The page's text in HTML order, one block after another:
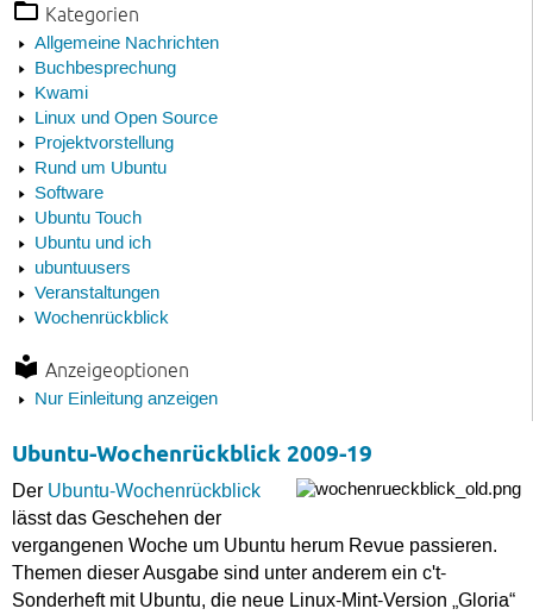
Kategorien
Allgemeine Nachrichten
Buchbesprechung
Kwami
Linux und Open Source
Projektvorstellung
Rund um Ubuntu
Software
Ubuntu Touch
Ubuntu und ich
ubuntuusers
Veranstaltungen
Wochenrückblick
Anzeigeoptionen
Nur Einleitung anzeigen
Ubuntu-Wochenrückblick 2009-19
Der Ubuntu-Wochenrückblick
lässt das Geschehen der
vergangenen Woche um Ubuntu herum Revue passieren.
Themen dieser Ausgabe sind unter anderem ein c't-
Sonderheft mit Ubuntu, die neue Linux-Mint-Version „Gloria“